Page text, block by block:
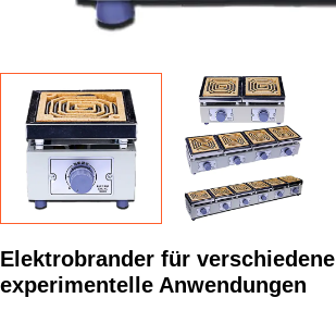
Elektrobrander für verschiedene
experimentelle Anwendungen